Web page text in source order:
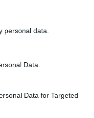
personal data.
Data.
Data for Targeted